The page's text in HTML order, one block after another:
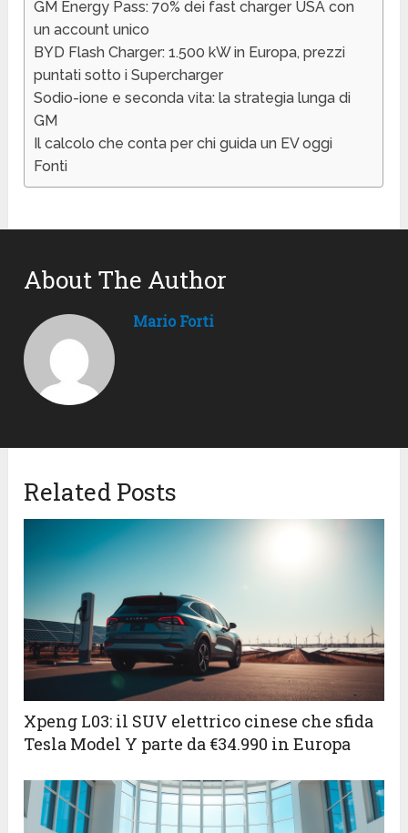
GM Energy Pass: 70% dei fast charger USA con
un account unico
BYD Flash Charger: 1.500 kW in Europa, prezzi
puntati sotto i Supercharger
Sodio-ione e seconda vita: la strategia lunga di
GM
Il calcolo che conta per chi guida un EV oggi
Fonti
About The Author
Mario Forti
Related Posts
Xpeng L03: il SUV elettrico cinese che sfida
Tesla Model Y parte da €34.990 in Europa